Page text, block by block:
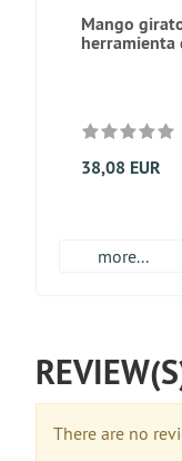
Mango
herramienta
38,08 EUR
more...
There are no